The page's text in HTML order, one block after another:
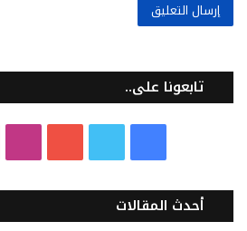
تابعونا على..
س
ي
ت
س
أحدث المقالات